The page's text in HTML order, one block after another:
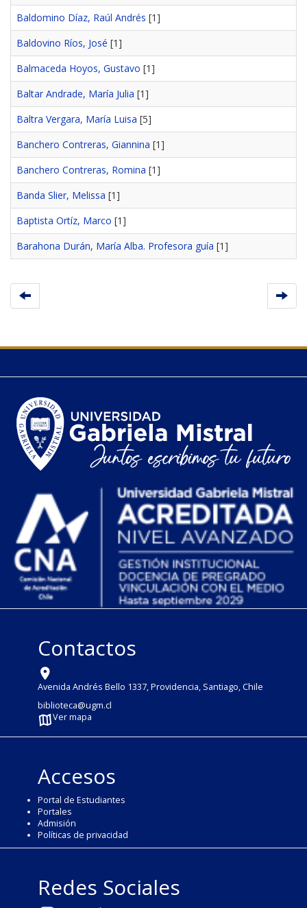
Baldomino Díaz, Raúl Andrés [1]
Baldovino Ríos, José [1]
Balmaceda Hoyos, Gustavo [1]
Baltar Andrade, María Julia [1]
Baltra Vergara, María Luisa [5]
Banchero Contreras, Giannina [1]
Banchero Contreras, Romina [1]
Banda Slier, Melissa [1]
Baptista Ortíz, Marco [1]
Barahona Durán, María Alba. Profesora guía [1]
Contactos
Avenida Andrés Bello 1337, Providencia, Santiago, Chile
biblioteca@ugm.cl
Ver mapa
Accesos
Portal de Estudiantes
Portales
Admisión
Políticas de privacidad
Redes Sociales